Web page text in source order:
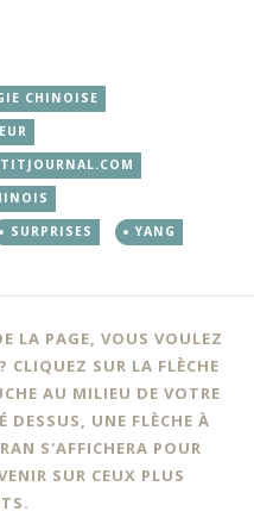
CHINOISE
SURPRISES YANG
LA PAGE, VOUS VOULEZ
CLIQUEZ SUR LA FLÈCHE
AU MILIEU DE VOTRE
DESSUS, UNE FLÈCHE À
S'AFFICHERA POUR
SUR CEUX PLUS